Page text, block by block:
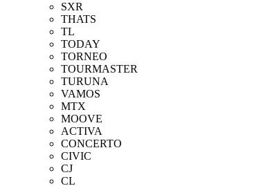
SXR
THATS
TL
TODAY
TORNEO
TOURMASTER
TURUNA
VAMOS
MTX
MOOVE
ACTIVA
CONCERTO
CIVIC
CJ
CL